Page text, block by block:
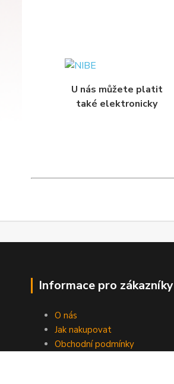
U nás můžete platit
také elektronicky
Informace pro zákazníky
O nás
Jak nakupovat
Obchodní podmínky